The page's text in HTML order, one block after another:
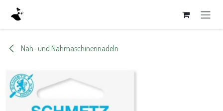
Zum Inhalt springen
Näh- und Nähmaschinennadeln